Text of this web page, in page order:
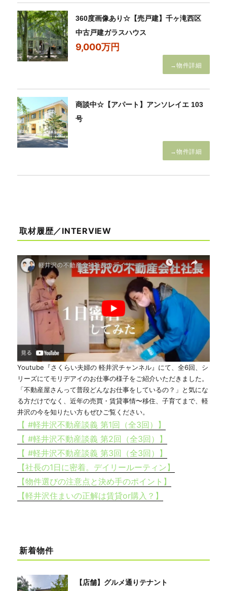
360度画像あり☆【売戸建】千ヶ滝西区
中古戸建ガラスハウス
9,000万円
→物件詳細
商談中☆【アパート】アンソレイエ 103
号
→物件詳細
取材履歴／INTERVIEW
Youtube『さくらい夫婦の 軽井沢チャンネル』にて、全6回、シ
リーズにてモリデアイのお仕事の様子をご紹介いただきました。
「不動産屋さんって普段どんなお仕事をしているの？」と気にな
る方だけでなく、近年の売買・賃貸事情〜移住、子育てまで、軽
井沢の今を知りたい方もぜひご覧ください。
【 #軽井沢不動産談義 第1回（全3回）】
【 #軽井沢不動産談義 第2回（全3回）】
【 #軽井沢不動産談義 第3回（全3回）】
【社長の1日に密着。デイリールーティン】
【物件選びの注意点と決め手のポイント】
【軽井沢住まいの正解は賃貸or購入？】
新着物件
【店舗】グルメ通りテナント